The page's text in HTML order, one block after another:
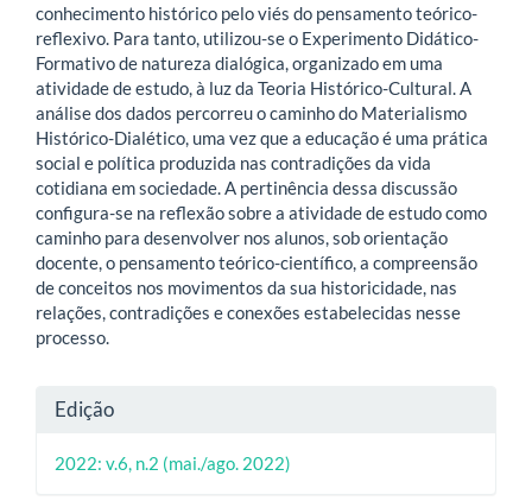
conhecimento histórico pelo viés do pensamento teórico-
reflexivo. Para tanto, utilizou-se o Experimento Didático-
Formativo de natureza dialógica, organizado em uma
atividade de estudo, à luz da Teoria Histórico-Cultural. A
análise dos dados percorreu o caminho do Materialismo
Histórico-Dialético, uma vez que a educação é uma prática
social e política produzida nas contradições da vida
cotidiana em sociedade. A pertinência dessa discussão
configura-se na reflexão sobre a atividade de estudo como
caminho para desenvolver nos alunos, sob orientação
docente, o pensamento teórico-científico, a compreensão
de conceitos nos movimentos da sua historicidade, nas
relações, contradições e conexões estabelecidas nesse
processo.
Detalhes
do
artigo
Edição
2022: v.6, n.2 (mai./ago. 2022)